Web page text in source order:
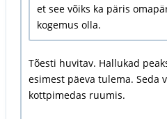
et see võiks ka päris
kogemus olla.
Tõesti huvitav. Hallukad
esimest päeva tulema. Seda
kottpimedas ruumis.